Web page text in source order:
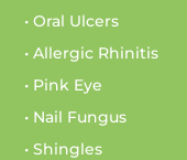
• Oral Ulcers
• Allergic Rhinitis
• Pink Eye
• Nail Fungus
• Shingles